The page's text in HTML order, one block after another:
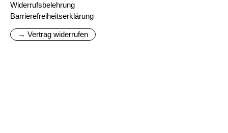
Widerrufsbelehrung
Barrierefreiheitserklärung
→ Vertrag widerrufen